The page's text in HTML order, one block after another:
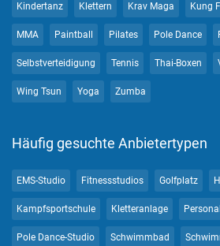
Kindertanz Klettern Krav Maga Kung
MMA Paintball Pilates Pole Dance
Selbstverteidigung Tennis Thai-Boxen
Wing Tsun Yoga Zumba
Häufig gesuchte Anbietertypen
EMS-Studio Fitnessstudios Golfplatz
Kampfsportschule Kletteranlage
Pole Dance-Studio Schwimmbad